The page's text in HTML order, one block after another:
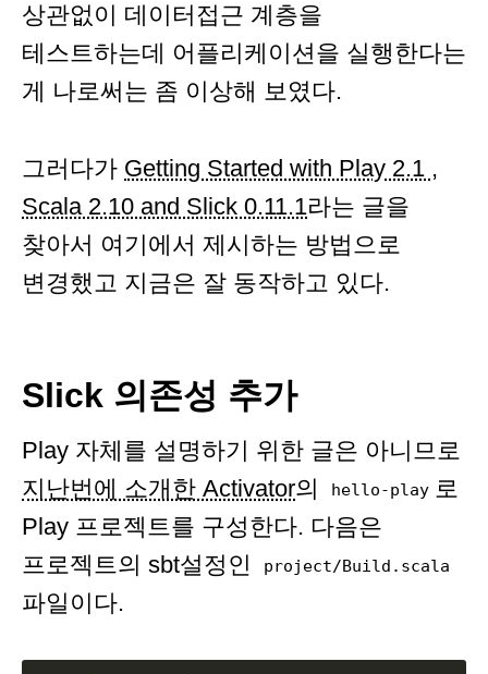
상관없이 데이터접근 계층을
테스트하는데 어플리케이션을 실행한다는
게 나로써는 좀 이상해 보였다.
그러다가 Getting Started with Play 2.1 ,
Scala 2.10 and Slick 0.11.1라는 글을
찾아서 여기에서 제시하는 방법으로
변경했고 지금은 잘 동작하고 있다.
Slick 의존성 추가
Play 자체를 설명하기 위한 글은 아니므로
지난번에 소개한 Activator의 hello-play 로
Play 프로젝트를 구성한다. 다음은
프로젝트의 sbt설정인
project/Build.scala
파일이다.